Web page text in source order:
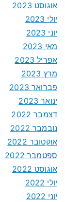
אוגוסט 2023
יולי 2023
יוני 2023
מאי 2023
אפריל 2023
מרץ 2023
פברואר 2023
ינואר 2023
דצמבר 2022
נובמבר 2022
אוקטובר 2022
ספטמבר 2022
אוגוסט 2022
יולי 2022
יוני 2022